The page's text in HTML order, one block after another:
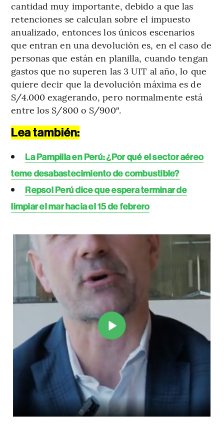
cantidad muy importante, debido a que las
retenciones se calculan sobre el impuesto
anualizado, entonces los únicos escenarios
que entran en una devolución es, en el caso de
personas que están en planilla, cuando tengan
gastos que no superen las 3 UIT al año, lo que
quiere decir que la devolución máxima es de
S/4.000 exagerando, pero normalmente está
entre los S/800 o S/900″.
Lea también:
La Pampilla en Perú: ¿Por qué el sector aéreo
teme desabastecimiento de combustible?
Repsol Perú dice que espera terminar de
limpiar el mar hacia el 15 de febrero